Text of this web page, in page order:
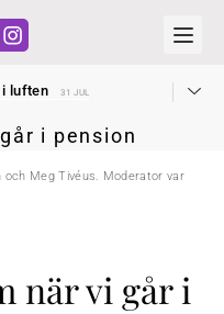
i luften
31 JUL
i Sverige
27 JUL
luften
och Meg Tivéus. Moderator var
när vi går i